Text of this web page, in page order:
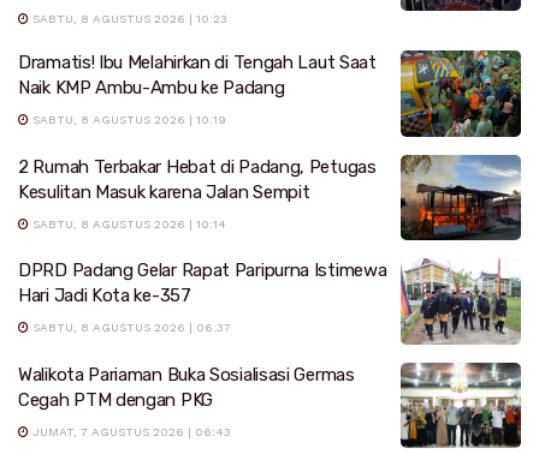
SABTU, 8 AGUSTUS 2026 | 10:23
Dramatis! Ibu Melahirkan di Tengah Laut Saat
Naik KMP Ambu-Ambu ke Padang
SABTU, 8 AGUSTUS 2026 | 10:19
2 Rumah Terbakar Hebat di Padang, Petugas
Kesulitan Masuk karena Jalan Sempit
SABTU, 8 AGUSTUS 2026 | 10:14
DPRD Padang Gelar Rapat Paripurna Istimewa
Hari Jadi Kota ke-357
SABTU, 8 AGUSTUS 2026 | 06:37
Walikota Pariaman Buka Sosialisasi Germas
Cegah PTM dengan PKG
JUMAT, 7 AGUSTUS 2026 | 06:43